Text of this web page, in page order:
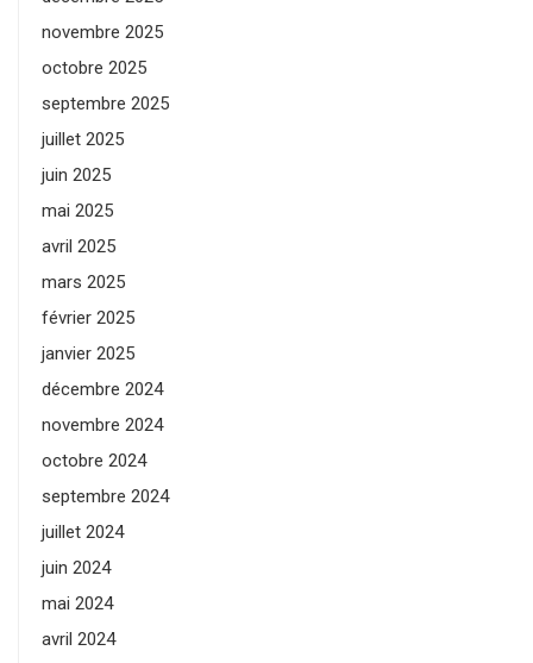
novembre 2025
octobre 2025
septembre 2025
juillet 2025
juin 2025
mai 2025
avril 2025
mars 2025
février 2025
janvier 2025
décembre 2024
novembre 2024
octobre 2024
septembre 2024
juillet 2024
juin 2024
mai 2024
avril 2024